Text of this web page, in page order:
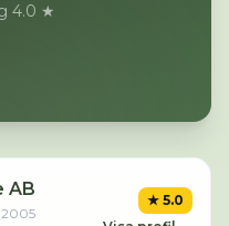
4.0 ★
AB
2005
★ 5.0